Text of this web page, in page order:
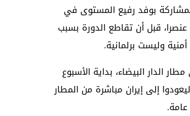
بوفد رفيع المستوى في
الدورة، يتقدمه رئيس مجلس الشورى، علي لاريجاني، ويضم 42 عنصرا، قبل أن تقاطع الدورة بسبب
وليست برلمانية.
الدار البيضاء، بداية الأسبوع
إلى إيران مباشرة من المطار